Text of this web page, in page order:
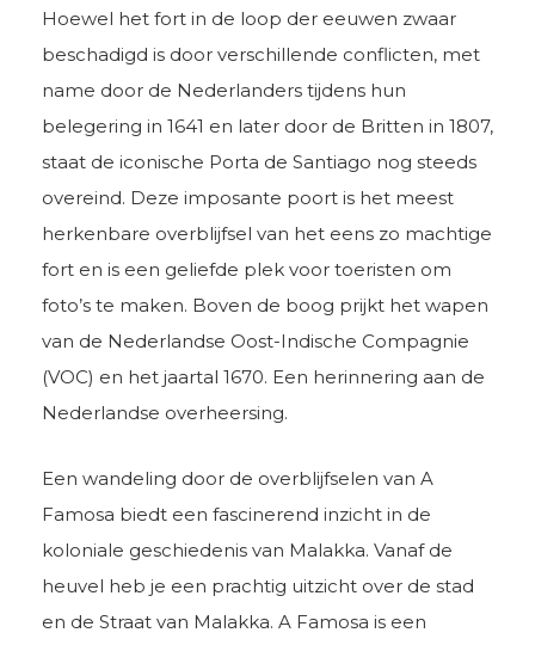
Hoewel het fort in de loop der eeuwen zwaar
beschadigd is door verschillende conflicten, met
name door de Nederlanders tijdens hun
belegering in 1641 en later door de Britten in 1807,
staat de iconische Porta de Santiago nog steeds
overeind. Deze imposante poort is het meest
herkenbare overblijfsel van het eens zo machtige
fort en is een geliefde plek voor toeristen om
foto’s te maken. Boven de boog prijkt het wapen
van de Nederlandse Oost-Indische Compagnie
(VOC) en het jaartal 1670. Een herinnering aan de
Nederlandse overheersing.
Een wandeling door de overblijfselen van A
Famosa biedt een fascinerend inzicht in de
koloniale geschiedenis van Malakka. Vanaf de
heuvel heb je een prachtig uitzicht over de stad
en de Straat van Malakka. A Famosa is een